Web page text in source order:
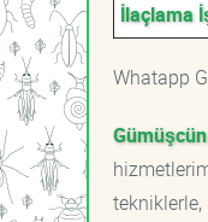
İlaçlama
Whatapp